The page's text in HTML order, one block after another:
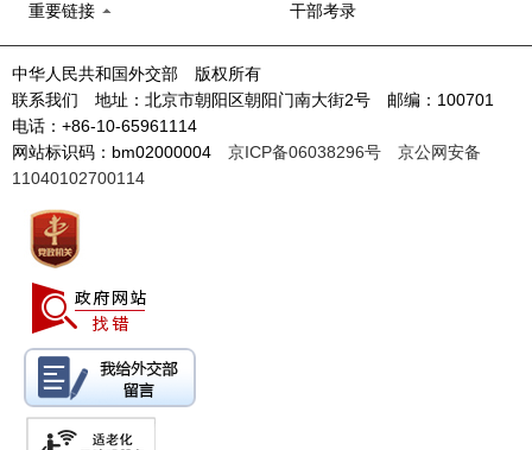
重要链接 干部考录
中华人民共和国外交部 版权所有
联系我们 地址：北京市朝阳区朝阳门南大街2号 邮编：100701
电话：+86-10-65961114
网站标识码：bm02000004 京ICP备06038296号
京公网安备
11040102700114